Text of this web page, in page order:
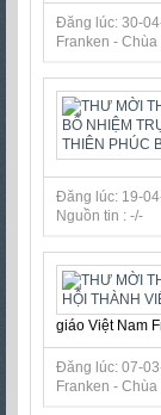
Đăng lúc: 30-
Franken -
Đăng lúc: 19-
Nguồn tin : -/-
giáo Việt Nam
Đăng lúc: 07-
Franken -